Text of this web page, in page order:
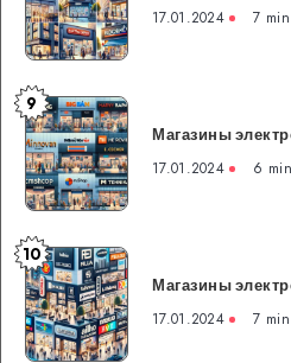
в
Франции
17.01.2024 7
Магазины
электроники
в
Словении
9
Магазины
17.01.2024 6
Магазины
электроники
в
Финляндии
10
Магазины
17.01.2024 7